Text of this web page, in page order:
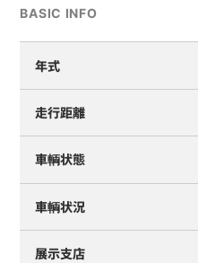
BASIC INFO
年式
走行距離
車輌状態
車輌状況
展示支店